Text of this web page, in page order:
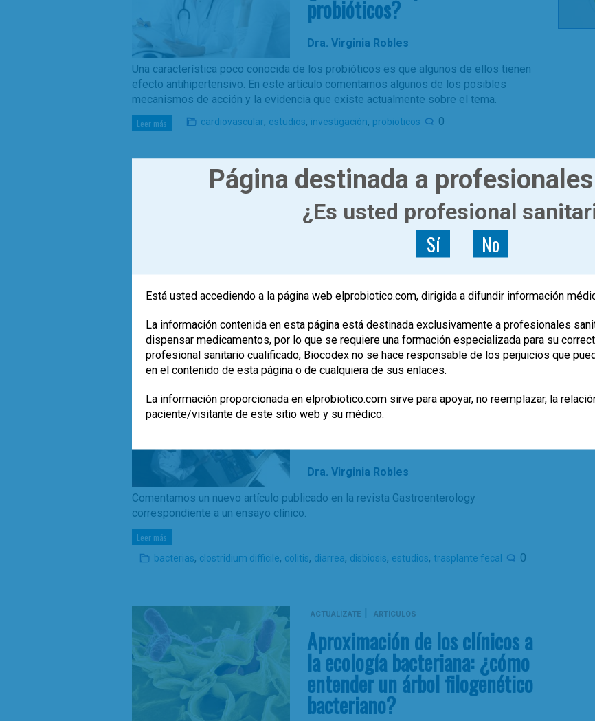
probióticos?
Dra. Virginia Robles
Una característica poco conocida de los probióticos es que algunos de ellos tienen
efecto antihipertensivo. En este artículo comentamos algunos de los posibles
mecanismos de acción y la evidencia que existe actualmente sobre el tema.
Leer más cardiovascular, estudios, investigación, probioticos 0
ACTUALÍZATE | ARTÍCULOS
Nuestro “otro yo”
microbiológico
A nuestro alrededor existe un halo microbiano, diferente al del resto de seres, a
través del cual se nos podría identificar, y cuyo estudio abre la puerta a interesantes
Leer más bacterias,futuro,microbiota 2
Más sobre trasplante fecal y
Dra. Virginia Robles
Comentamos un nuevo artículo publicado en la revista Gastroenterology
correspondiente a un ensayo clínico.
Leer más
bacterias, clostridium difficile, colitis, diarrea, disbiosis, estudios, trasplante fecal 0
ACTUALÍZATE | ARTÍCULOS
Aproximación de los clínicos a
la ecología bacteriana: ¿cómo
entender un árbol filogenético
bacteriano?
Página destinada a
¿Es usted profesional
Sí No
Está usted accediendo a la página web elprobiotico.com, dirigida a difundir información
La información contenida en esta página está destinada exclusivamente a profesionales
dispensar medicamentos, por lo que se requiere una formación especializada para su
profesional sanitario cualificado, Biocodex no se hace responsable de los perjuicios que
en el contenido de esta página o de cualquiera de sus enlaces.
La información proporcionada en elprobiotico.com sirve para apoyar, no reemplazar, la
paciente/visitante de este sitio web y su médico.